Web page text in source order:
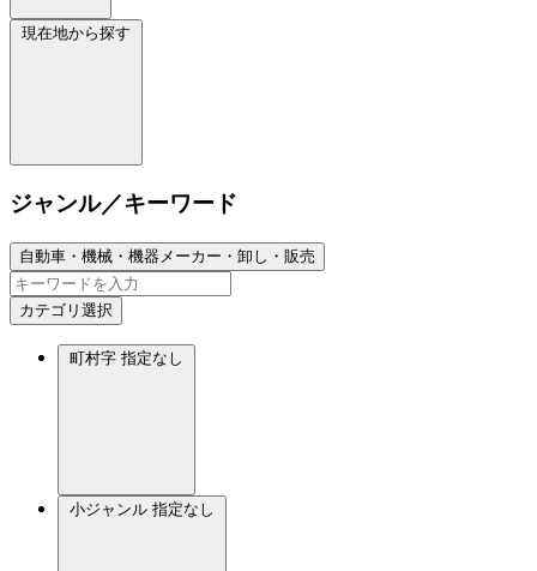
現在地から探す
ジャンル／キーワード
自動車・機械・機器メーカー・卸し・販売
カテゴリ選択
町村字 指定なし
小ジャンル 指定なし